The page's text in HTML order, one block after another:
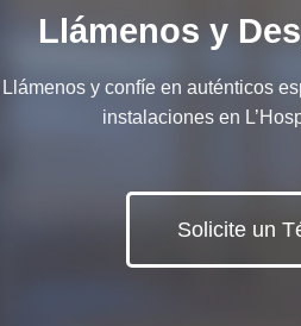
Llámenos y
Llámenos y confíe en auténticos
instalaciones en
Solicite un